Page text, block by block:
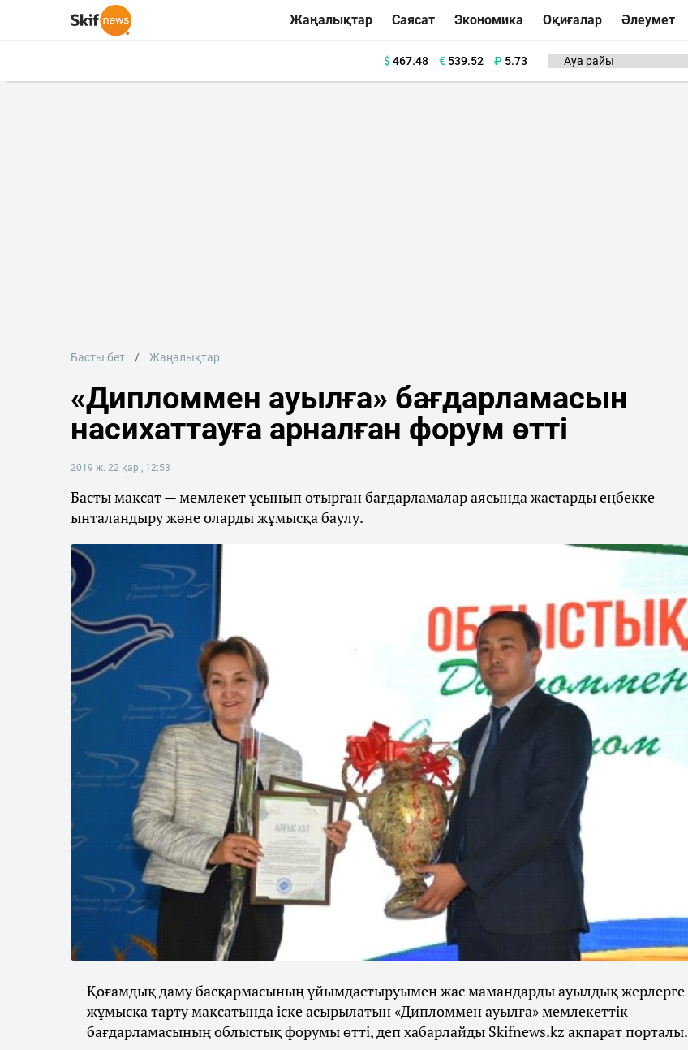
Жаңалықтар Саясат Экономика Оқиғалар Әлеумет
$467.48 €539.52 ₽ 5.73
Басты бет Жаңалықтар
«Дипломмен ауылға» бағдарламасын
насихаттауға арналған форум өтті
2019 ж. 22 қар., 12:53
Басты мақсат — мемлекет ұсынып отырған бағдарламалар аясында жастарды еңбекке
ынталандыру және оларды жұмысқа баулу.
Қоғамдық даму басқармасының ұйымдастыруымен жас мамандарды ауылдық жерлерге
жұмысқа тарту мақсатында іске асырылатын «Дипломмен ауылға» мемлекеттік
бағдарламасының облыстық форумы өтті, деп хабарлайды Skifnews.kz ақпарат порталы.